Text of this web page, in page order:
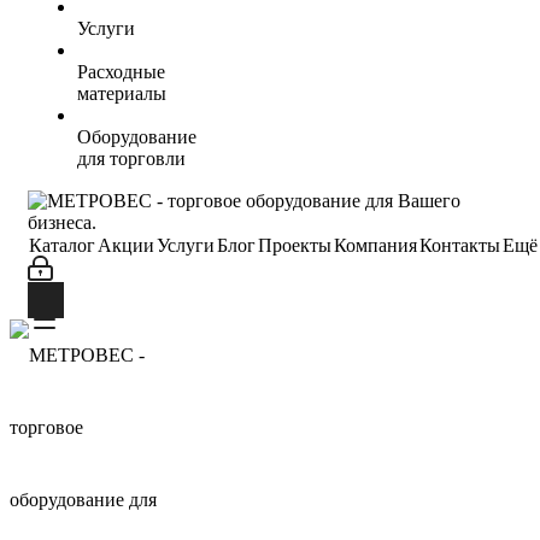
Услуги
Расходные
материалы
Оборудование
для торговли
КаталогАкцииУслугиБлогПроектыКомпанияКонтактыЕщё